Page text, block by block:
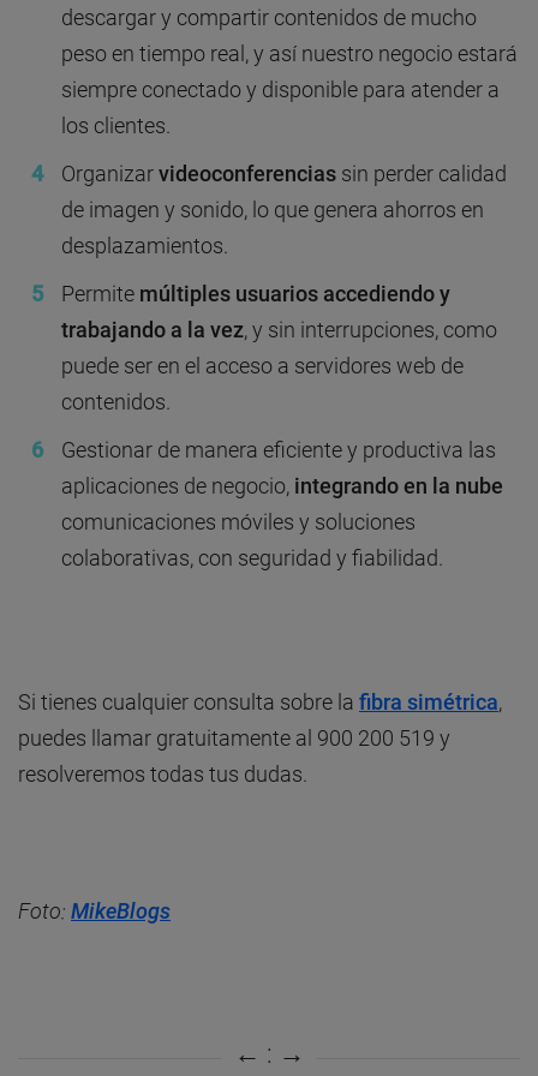
descargar y compartir contenidos de mucho
peso en tiempo real, y así nuestro negocio estará
siempre conectado y disponible para atender a
los clientes.
Organizarvideoconferencias sin perder calidad
de imagen y sonido, lo que genera ahorros en
desplazamientos.
Permite múltiples usuarios accediendo y
trabajando a la vez, y sin interrupciones, como
puede ser en el acceso a servidores web de
contenidos.
Gestionar de manera eficiente y productiva las
aplicaciones de negocio, integrando en la nube
comunicaciones móviles y soluciones
colaborativas, con seguridad y fiabilidad.
Si tienes cualquier consulta sobre la fibra simétrica,
puedes llamar gratuitamente al 900 200 519 y
resolveremos todas tus dudas.
Foto: MikeBlogs